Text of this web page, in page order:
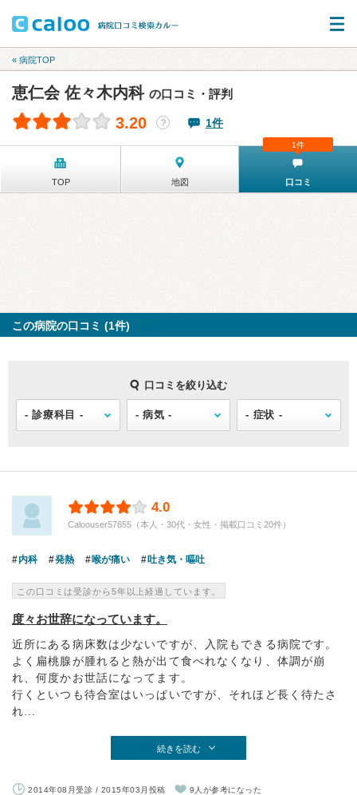
« 病院TOP
恵仁会 佐々木内科 の口コミ・評判
3.20 ？ 1件
TOP 地図 口コミ
1件
この病院の口コミ (1件)
口コミを絞り込む
4.0
Caloouser57655（本人・30代・女性・掲載口コミ20件）
内科 発熱 喉が痛い 吐き気・嘔吐
この口コミは受診から5年以上経過しています。
度々お世辞になっています。
近所にある病床数は少ないですが、入院もできる病院です。
よく扁桃腺が腫れると熱が出て食べれなくなり、体調が崩
れ、何度かお世話になってます。
行くといつも待合室はいっぱいですが、それほど長く待たさ
れ...
続きを読む
2014年08月受診 / 2015年03月投稿 9人が参考になった